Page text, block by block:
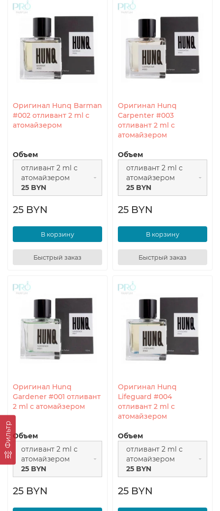
Фильтр
Оригинал Hunq Barman
#002 отливант 2 ml с
атомайзером
Объем
отливант 2 ml с
атомайзером
25 BYN
25 BYN
В корзину
Быстрый заказ
Оригинал Hunq
Carpenter #003
отливант 2 ml с
атомайзером
Объем
отливант 2 ml с
атомайзером
25 BYN
25 BYN
В корзину
Быстрый заказ
Оригинал Hunq
Gardener #001 отливант
2 ml с атомайзером
Объем
отливант 2 ml с
атомайзером
25 BYN
25 BYN
Оригинал Hunq
Lifeguard #004
отливант 2 ml с
атомайзером
Объем
отливант 2 ml с
атомайзером
25 BYN
25 BYN